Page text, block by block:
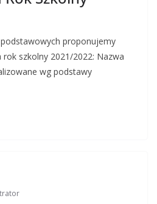
proponujemy
szkolny 2021/2022: Nazwa
wg podstawy